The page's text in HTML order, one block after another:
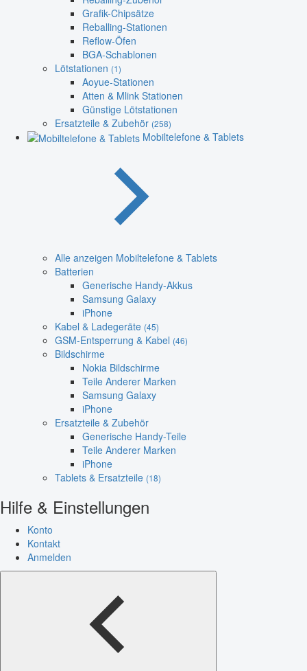
Grafik-Chipsätze
Reballing-Stationen
Reflow-Öfen
BGA-Schablonen
Lötstationen (1)
Aoyue-Stationen
Atten & Mlink Stationen
Günstige Lötstationen
Ersatzteile & Zubehör (258)
Mobiltelefone & Tablets
Alle anzeigen Mobiltelefone & Tablets
Batterien
Generische Handy-Akkus
Samsung Galaxy
iPhone
Kabel & Ladegeräte (45)
GSM-Entsperrung & Kabel (46)
Bildschirme
Nokia Bildschirme
Teile Anderer Marken
Samsung Galaxy
iPhone
Ersatzteile & Zubehör
Generische Handy-Teile
Teile Anderer Marken
iPhone
Tablets & Ersatzteile (18)
Hilfe & Einstellungen
Konto
Kontakt
Anmelden